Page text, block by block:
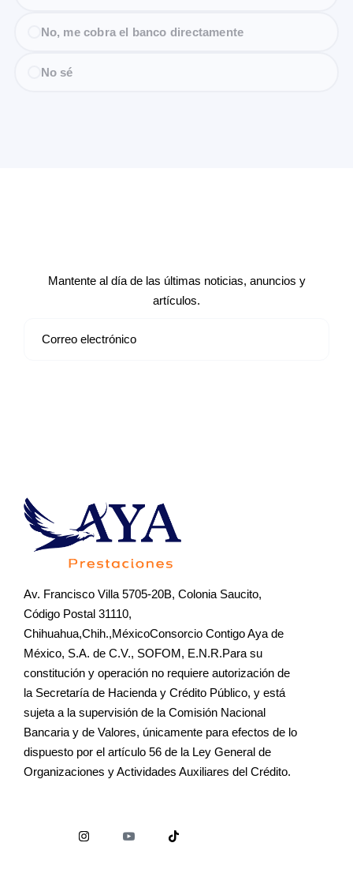
No, me cobra el banco directamente
No sé
Mantente al día de las últimas noticias, anuncios y
artículos.
Av. Francisco Villa 5705-20B, Colonia Saucito,
Código Postal 31110,
Chihuahua,Chih.,MéxicoConsorcio Contigo Aya de
México, S.A. de C.V., SOFOM, E.N.R.Para su
constitución y operación no requiere autorización de
la Secretaría de Hacienda y Crédito Público, y está
sujeta a la supervisión de la Comisión Nacional
Bancaria y de Valores, únicamente para efectos de lo
dispuesto por el artículo 56 de la Ley General de
Organizaciones y Actividades Auxiliares del Crédito.